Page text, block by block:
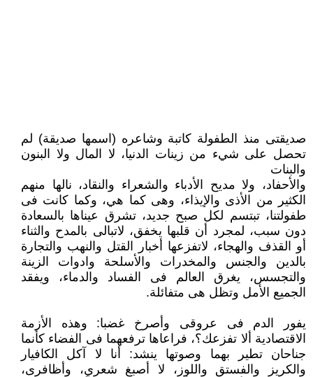
صديقتى منذ الطفولة كاتبة وشاعره (اسمها صديقة) لم
تحصل على شيء من زينات الدنيا، لا المال ولا البنون
والبنات
والأحفاد، ولا مديح الأدباء والشعراء والنقاد، نالها منهم
الكثير من الأذى والإيذاء، وهى كما هي، وكما كانت فى
طفولتنا، تبتسم لكل صبح جديد، تشرق عيناها بالسعادة
دون سبب، لمجرد أن قلبها يخفق، لاتبالى بالمدح والثناء
أو القذف والهجاء، لاتفزعها أخبار القتل والنهب والتجارة
بالدين والجنس والمخدرات والأسلحة وادوات الزينة
والتجسس، يغرق العالم فى الفساد والدماء، ويفقد
الجميع الأمل وتظل هى متفائلة.
يفور الدم فى عروقى وأصرخ غضبا: وهذه الأزمة
الاقتصادية ألا تفزعك؟، فراعاها ترفعهما فى الفضاء كأنما
جناحان تطير بهما وصوتها ينشد: أنا لا آكل الكافيار
والكريز والفستق واللوز، لا أصبغ شعري، وأظافرى،